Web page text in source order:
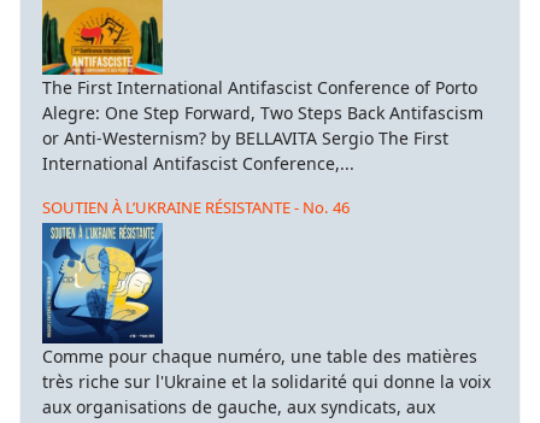
The First International Antifascist Conference of Porto
Alegre: One Step Forward, Two Steps Back Antifascism
or Anti-Westernism? by BELLAVITA Sergio The First
International Antifascist Conference,...
SOUTIEN À L’UKRAINE RÉSISTANTE - No. 46
Comme pour chaque numéro, une table des matières
très riche sur l'Ukraine et la solidarité qui donne la voix
aux organisations de gauche, aux syndicats, aux